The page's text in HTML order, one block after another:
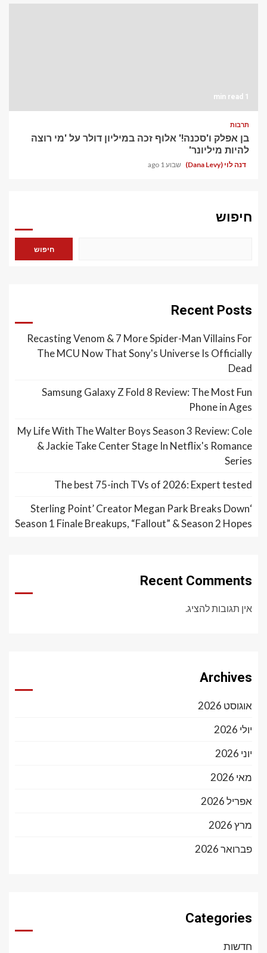
1 min read
תרבות
בן אפלק ו'סכנה!' אלוף זכה במיליון דולר על 'מי רוצה
להיות מיליונר'
דנה לוי (Dana Levy) שבוע 1 ago
חיפוש
חיפוש
Recent Posts
Recasting Venom & 7 More Spider-Man Villains For
The MCU Now That Sony's Universe Is Officially
Dead
Samsung Galaxy Z Fold 8 Review: The Most Fun
Phone in Ages
My Life With The Walter Boys Season 3 Review: Cole
& Jackie Take Center Stage In Netflix's Romance
Series
The best 75-inch TVs of 2026: Expert tested
‘Sterling Point’ Creator Megan Park Breaks Down
Season 1 Finale Breakups, “Fallout” & Season 2 Hopes
Recent Comments
אין תגובות להציג.
Archives
אוגוסט 2026
יולי 2026
יוני 2026
מאי 2026
אפריל 2026
מרץ 2026
פברואר 2026
Categories
חדשות